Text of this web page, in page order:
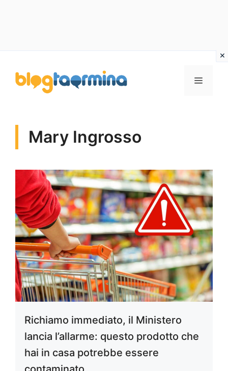
contenuto
MENU
Mary Ingrosso
Richiamo immediato, il Ministero
lancia l’allarme: questo prodotto che
hai in casa potrebbe essere